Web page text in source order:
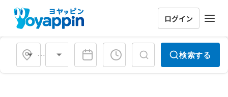
ログイン
会場タイプ 検索する